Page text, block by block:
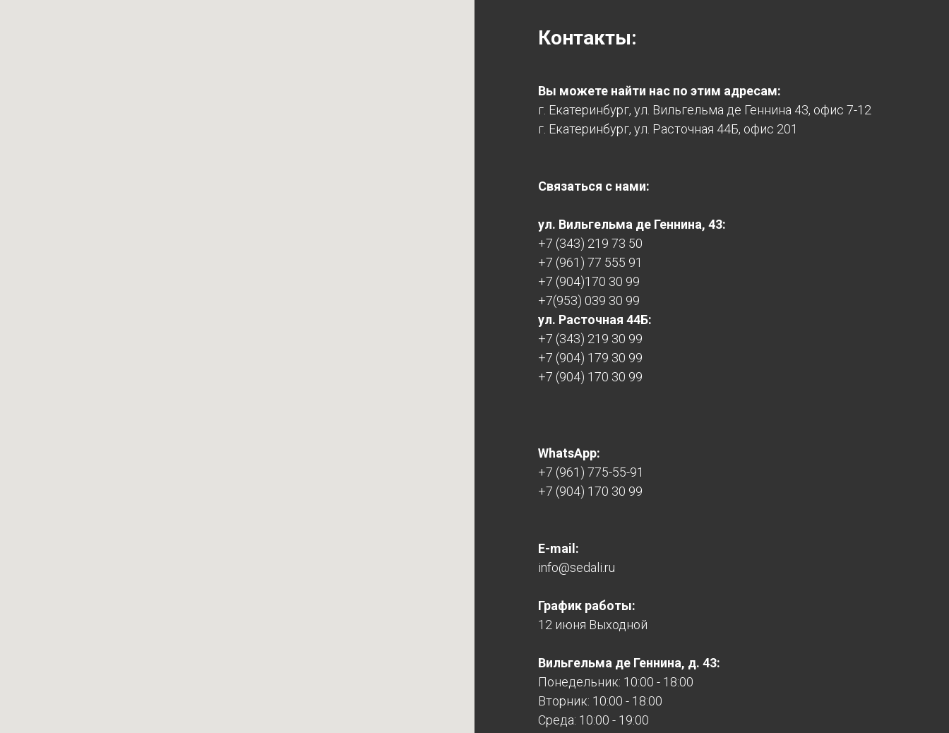
Контакты:
Вы можете найти нас по этим адресам:
г. Екатеринбург, ул. Вильгельма де Геннина 43, офис 7-12
г. Екатеринбург, ул. Расточная 44Б, офис 201
Связаться с нами:
ул. Вильгельма де Геннина, 43:
+7 (343) 219 73 50
+7 (961) 77 555 91
+7 (904)170 30 99
+7(953) 039 30 99
ул. Расточная 44Б:
+7 (343) 219 30 99
+7 (904) 179 30 99
+7 (904) 170 30 99
WhatsApp:
+7 (961) 775-55-91
+7 (904) 170 30 99
E-mail:
info@sedali.ru
График работы:
12 июня Выходной
Вильгельма де Геннина, д. 43:
Понедельник: 10:00 - 18:00
Вторник: 10:00 - 18:00
Среда: 10:00 - 19:00